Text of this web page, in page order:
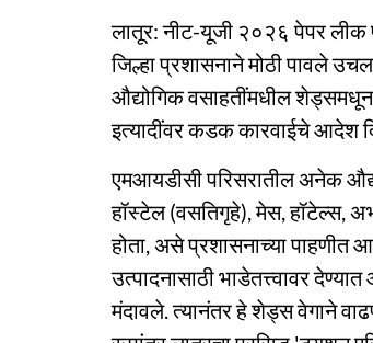
लातूर: नीट-यूजी २०२६ पेपर
जिल्हा प्रशासनाने मोठी पावले
औद्योगिक वसाहतींमधील
इत्यादींवर कडक कारवाईचे आदेश
एमआयडीसी परिसरातील अनेक
हॉस्टेल (वसतिगृहे), मेस, हॉटेल्स,
होता, असे प्रशासनाच्या
उत्पादनासाठी भाडेतत्त्वावर
मंदावले. त्यानंतर हे शेड्स वेगाने